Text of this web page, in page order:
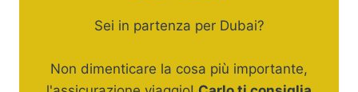
Sei in partenza per Dubai?
Non dimenticare la cosa più importante,